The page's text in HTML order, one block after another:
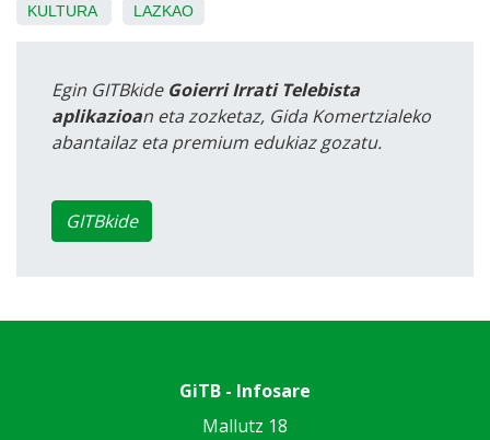
KULTURA LAZKAO
Egin GITBkide Goierri Irrati Telebista
aplikazioan eta zozketaz, Gida Komertzialeko
abantailaz eta premium edukiaz gozatu.
GITBkide
GiTB - Infosare
Mallutz 18